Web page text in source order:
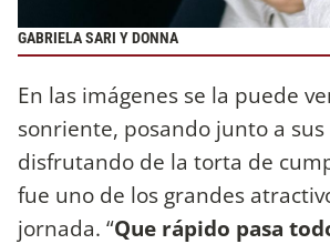
GABRIELA SARI Y DONNA
En las imágenes se la puede
sonriente, posando junto a
disfrutando de la torta de
fue uno de los grandes
jornada. “Que rápido pasa